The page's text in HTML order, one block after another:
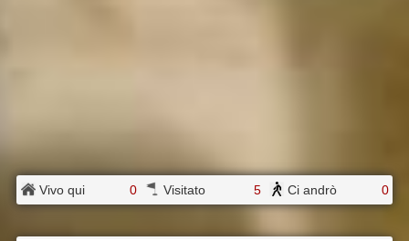
Vivo qui 0 Visitato 5 Ci andrò 0